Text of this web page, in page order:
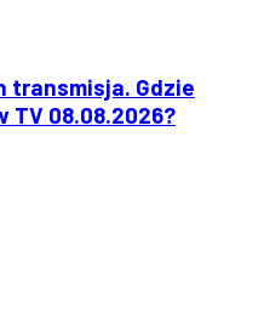
transmisja. Gdzie
TV 08.08.2026?